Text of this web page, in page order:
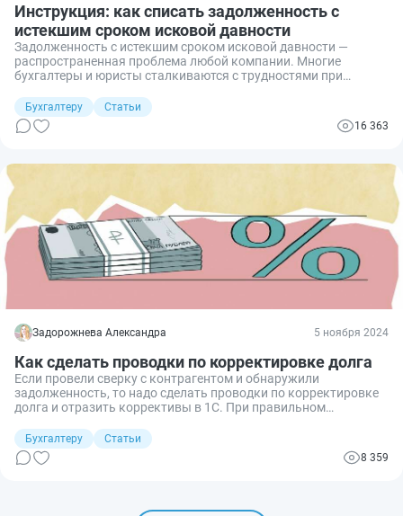
Инструкция: как списать задолженность с
истекшим сроком исковой давности
Задолженность с истекшим сроком исковой давности —
распространенная проблема любой компании. Многие
бухгалтеры и юристы сталкиваются с трудностями при
многочисленные проверки, согласование с руководством,
подготовка пакета документов. Разберем, как списывается
дебиторская и кредиторская задолженность с истекшим
подготовить.
Бухгалтеру
Статьи
16 363
Задорожнева Александра 5 ноября 2024
Как сделать проводки по корректировке долга
Если провели сверку с контрагентом и обнаружили
задолженность, то надо сделать проводки по корректировке
долга и отразить коррективы в 1С. При правильном
Бухгалтеру
Статьи
8 359